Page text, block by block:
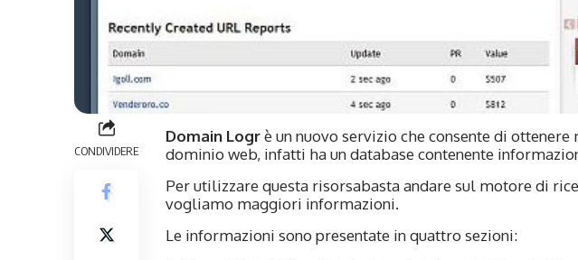
CONDIVIDERE
Domain Logrè un nuovo servizio che consente di
dominio web, infatti ha un database contenente
Per utilizzare questa risorsabasta andare sul motore di
vogliamo maggiori informazioni.
Le informazioni sono presentate in quattro sezioni: